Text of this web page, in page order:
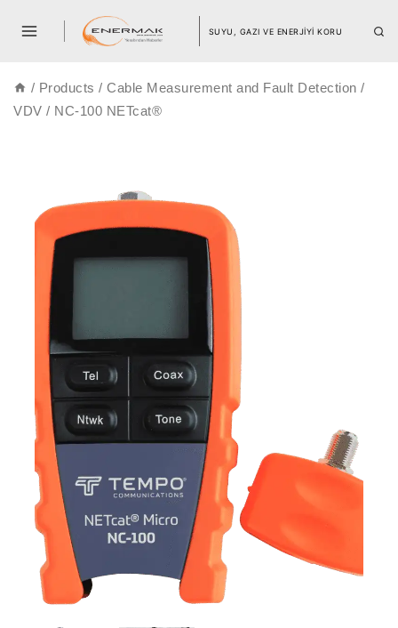
SUYU, GAZI VE ENERJİYİ KORU
/ Products / Cable Measurement and Fault Detection /
VDV / NC-100 NETcat®